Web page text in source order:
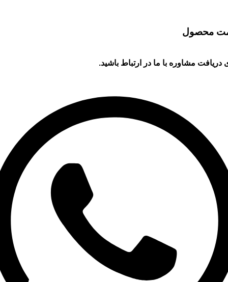
محصول
دریافت مشاوره با ما در ارتباط باشید.